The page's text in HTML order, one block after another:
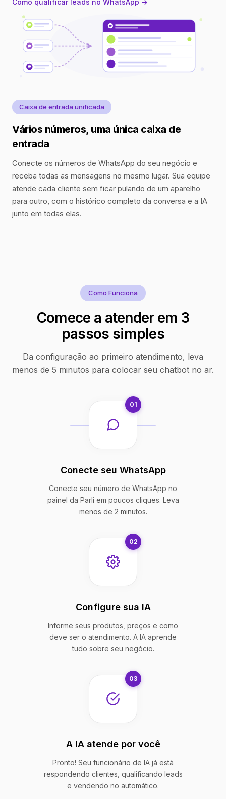
Como qualificar leads no WhatsApp →
Caixa de entrada unificada
Vários números, uma única caixa de
entrada
Conecte os números de WhatsApp do seu negócio e
receba todas as mensagens no mesmo lugar. Sua equipe
atende cada cliente sem ficar pulando de um aparelho
para outro, com o histórico completo da conversa e a IA
junto em todas elas.
Como Funciona
Comece a atender em 3
passos simples
Da configuração ao primeiro atendimento, leva
menos de 5 minutos para colocar seu chatbot no ar.
01
Conecte seu WhatsApp
Conecte seu número de WhatsApp no
painel da Parli em poucos cliques. Leva
menos de 2 minutos.
02
Configure sua IA
Informe seus produtos, preços e como
deve ser o atendimento. A IA aprende
tudo sobre seu negócio.
03
A IA atende por você
Pronto! Seu funcionário de IA já está
respondendo clientes, qualificando leads
e vendendo no automático.